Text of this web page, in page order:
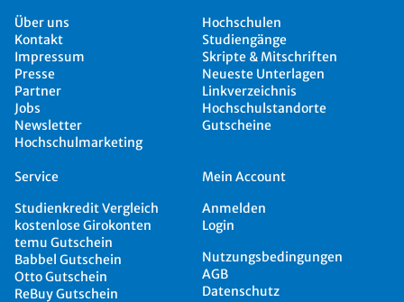
Über uns
Kontakt
Impressum
Presse
Partner
Jobs
Newsletter
Hochschulmarketing
Hochschulen
Studiengänge
Skripte & Mitschriften
Neueste Unterlagen
Linkverzeichnis
Hochschulstandorte
Gutscheine
Service
Studienkredit Vergleich
kostenlose Girokonten
temu Gutschein
Babbel Gutschein
Otto Gutschein
ReBuy Gutschein
Mein Account
Anmelden
Login
Nutzungsbedingungen
AGB
Datenschutz